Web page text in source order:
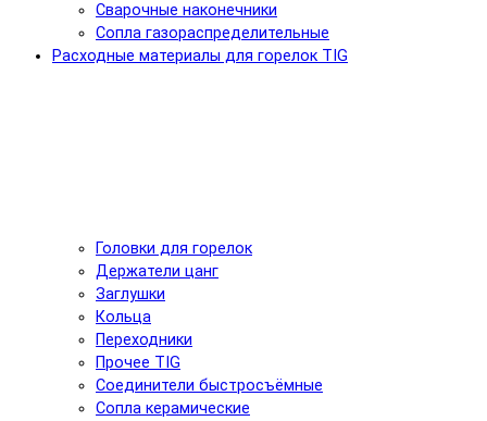
Сварочные наконечники
Сопла газораспределительные
Расходные материалы для горелок TIG
Головки для горелок
Держатели цанг
Заглушки
Кольца
Переходники
Прочее TIG
Соединители быстросъёмные
Сопла керамические